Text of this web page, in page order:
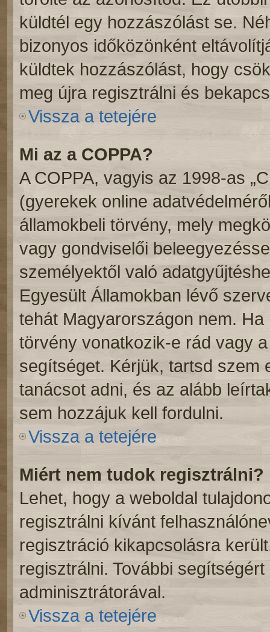
küldtél egy hozzászólást se.
bizonyos időközönként
küldtek hozzászólást, hogy
meg újra regisztrálni és
Vissza a tetejére
Mi az a COPPA?
A COPPA, vagyis az 1998-as
(gyerekek online
államokbeli törvény, mely
vagy gondviselői
személyektől való
Egyesült Államokban lévő
tehát Magyarországon nem.
törvény vonatkozik-e rád vagy
segítséget. Kérjük, tartsd szem
tanácsot adni, és az alább
sem hozzájuk kell fordulni.
Vissza a tetejére
Miért nem tudok regisztrálni?
Lehet, hogy a weboldal
regisztrálni kívánt
regisztráció kikapcsolásra
regisztrálni. További
adminisztrátorával.
Vissza a tetejére